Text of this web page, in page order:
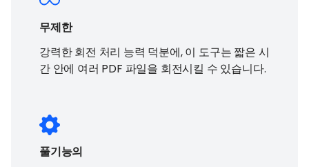
무제한
강력한 회전 처리 능력 덕분에, 이 도구는 짧은 시
간 안에 여러 PDF 파일을 회전시킬 수 있습니다.
풀기능의